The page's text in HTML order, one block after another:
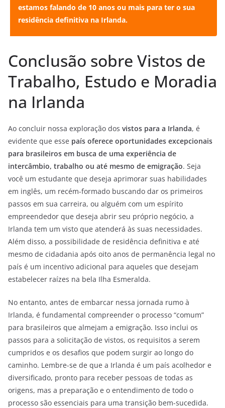
estamos falando de 10 anos ou mais para ter o sua
residência definitiva na Irlanda.
Conclusão sobre Vistos de
Trabalho, Estudo e Moradia
na Irlanda
Ao concluir nossa exploração dos vistos para a Irlanda, é
evidente que esse país oferece oportunidades excepcionais
para brasileiros em busca de uma experiência de
intercâmbio, trabalho ou até mesmo de emigração. Seja
você um estudante que deseja aprimorar suas habilidades
em inglês, um recém-formado buscando dar os primeiros
passos em sua carreira, ou alguém com um espírito
empreendedor que deseja abrir seu próprio negócio, a
Irlanda tem um visto que atenderá às suas necessidades.
Além disso, a possibilidade de residência definitiva e até
mesmo de cidadania após oito anos de permanência legal no
país é um incentivo adicional para aqueles que desejam
estabelecer raízes na bela Ilha Esmeralda.
No entanto, antes de embarcar nessa jornada rumo à
Irlanda, é fundamental compreender o processo “comum”
para brasileiros que almejam a emigração. Isso inclui os
passos para a solicitação de vistos, os requisitos a serem
cumpridos e os desafios que podem surgir ao longo do
caminho. Lembre-se de que a Irlanda é um país acolhedor e
diversificado, pronto para receber pessoas de todas as
origens, mas a preparação e o entendimento de todo o
processo são essenciais para uma transição bem-sucedida.